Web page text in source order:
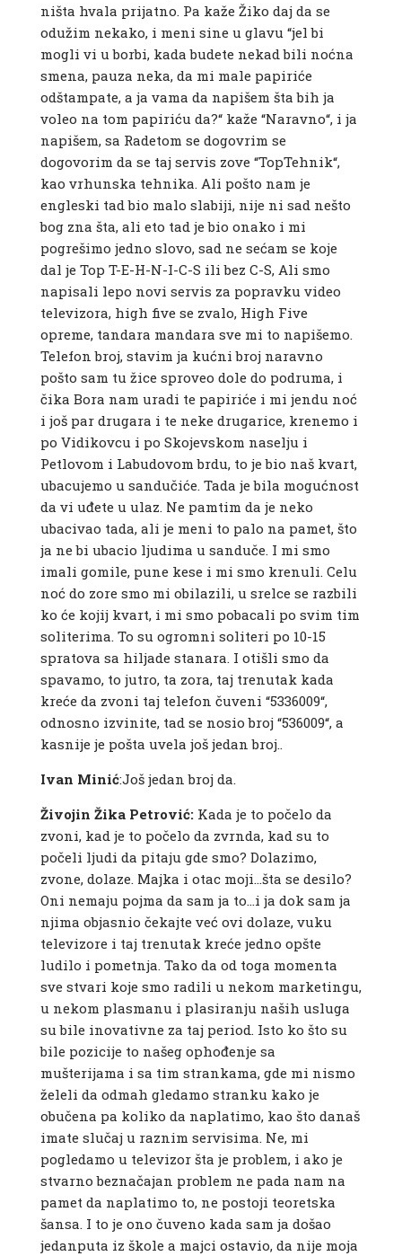
ništa hvala prijatno. Pa kaže Žiko daj da se
odužim nekako, i meni sine u glavu “jel bi
mogli vi u borbi, kada budete nekad bili noćna
smena, pauza neka, da mi male papiriće
odštampate, a ja vama da napišem šta bih ja
voleo na tom papiriću da?“ kaže “Naravno“, i ja
napišem, sa Radetom se dogovrim se
dogovorim da se taj servis zove “TopTehnik“,
kao vrhunska tehnika. Ali pošto nam je
engleski tad bio malo slabiji, nije ni sad nešto
bog zna šta, ali eto tad je bio onako i mi
pogrešimo jedno slovo, sad ne sećam se koje
dal je Top T-E-H-N-I-C-S ili bez C-S, Ali smo
napisali lepo novi servis za popravku video
televizora, high five se zvalo, High Five
opreme, tandara mandara sve mi to napišemo.
Telefon broj, stavim ja kućni broj naravno
pošto sam tu žice sproveo dole do podruma, i
čika Bora nam uradi te papiriće i mi jendu noć
i još par drugara i te neke drugarice, krenemo i
po Vidikovcu i po Skojevskom naselju i
Petlovom i Labudovom brdu, to je bio naš kvart,
ubacujemo u sandučiće. Tada je bila mogućnost
da vi uđete u ulaz. Ne pamtim da je neko
ubacivao tada, ali je meni to palo na pamet, što
ja ne bi ubacio ljudima u sanduče. I mi smo
imali gomile, pune kese i mi smo krenuli. Celu
noć do zore smo mi obilazili, u srelce se razbili
ko će kojij kvart, i mi smo pobacali po svim tim
soliterima. To su ogromni soliteri po 10-15
spratova sa hiljade stanara. I otišli smo da
spavamo, to jutro, ta zora, taj trenutak kada
kreće da zvoni taj telefon čuveni “5336009“,
odnosno izvinite, tad se nosio broj “536009“, a
kasnije je pošta uvela još jedan broj..
Ivan Minić:Još jedan broj da.
Živojin Žika Petrović:Kada je to počelo da
zvoni, kad je to počelo da zvrnda, kad su to
počeli ljudi da pitaju gde smo? Dolazimo,
zvone, dolaze. Majka i otac moji…šta se desilo?
Oni nemaju pojma da sam ja to…i ja dok sam ja
njima objasnio čekajte već ovi dolaze, vuku
televizore i taj trenutak kreće jedno opšte
ludilo i pometnja. Tako da od toga momenta
sve stvari koje smo radili u nekom marketingu,
u nekom plasmanu i plasiranju naših usluga
su bile inovativne za taj period. Isto ko što su
bile pozicije to našeg ophođenje sa
mušterijama i sa tim strankama, gde mi nismo
želeli da odmah gledamo stranku kako je
obučena pa koliko da naplatimo, kao što današ
imate slučaj u raznim servisima. Ne, mi
pogledamo u televizor šta je problem, i ako je
stvarno beznačajan problem ne pada nam na
pamet da naplatimo to, ne postoji teoretska
šansa. I to je ono čuveno kada sam ja došao
jedanputa iz škole a majci ostavio, da nije moja